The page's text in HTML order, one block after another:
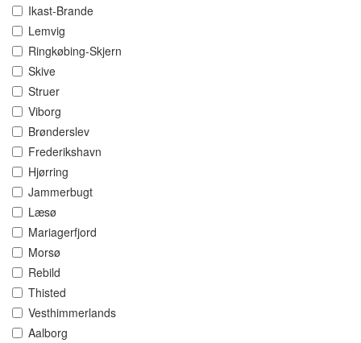
Ikast-Brande
Lemvig
Ringkøbing-Skjern
Skive
Struer
Viborg
Brønderslev
Frederikshavn
Hjørring
Jammerbugt
Læsø
Mariagerfjord
Morsø
Rebild
Thisted
Vesthimmerlands
Aalborg